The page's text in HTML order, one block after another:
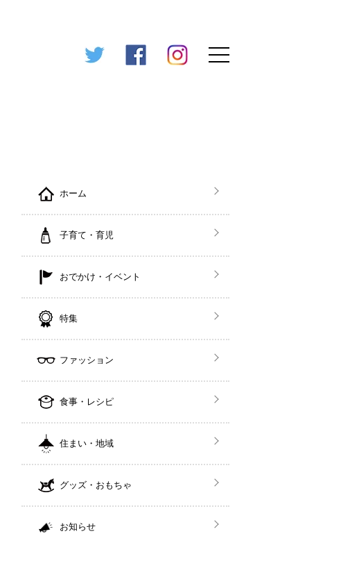
ホーム
子育て・育児
おでかけ・イベント
特集
ファッション
食事・レシピ
住まい・地域
グッズ・おもちゃ
お知らせ